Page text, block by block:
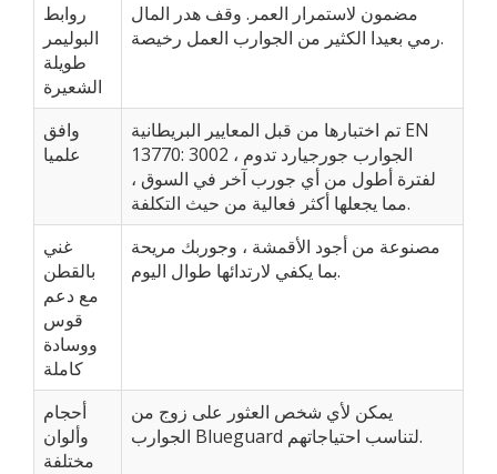
روابط
البوليمر
طويلة
الشعيرة
مضمون لاستمرار العمر. وقف هدر المال
رمي بعيدا الكثير من الجوارب العمل رخيصة.
وافق
علميا
تم اختبارها من قبل المعايير البريطانية EN
13770: 3002 ، الجوارب جورجيارد تدوم
لفترة أطول من أي جورب آخر في السوق ،
مما يجعلها أكثر فعالية من حيث التكلفة.
غني
بالقطن
مع دعم
قوس
ووسادة
كاملة
مصنوعة من أجود الأقمشة ، وجوربك مريحة
بما يكفي لارتدائها طوال اليوم.
أحجام
وألوان
مختلفة
يمكن لأي شخص العثور على زوج من
الجوارب Blueguard لتناسب احتياجاتهم.